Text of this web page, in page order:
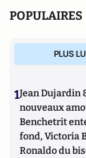
POPULAIRES
PLUS
1Jean Dujardin
nouveaux
Benchetrit
fond, Victoria
Ronaldo du